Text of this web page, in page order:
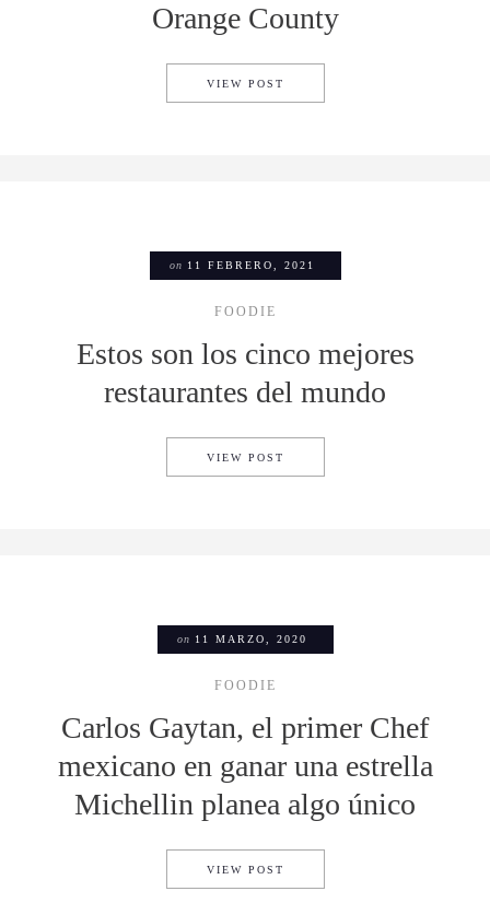
Orange County
VIEW POST
on 11 FEBRERO, 2021
FOODIE
Estos son los cinco mejores
restaurantes del mundo
VIEW POST
on 11 MARZO, 2020
FOODIE
Carlos Gaytan, el primer Chef
mexicano en ganar una estrella
Michellin planea algo único
VIEW POST